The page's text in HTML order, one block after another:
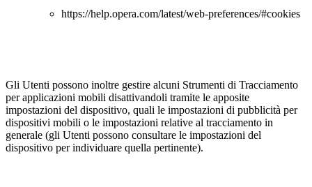
https://help.opera.com/latest/web-preferences/#cookies
Gli Utenti possono inoltre gestire alcuni Strumenti di Tracciamento
per applicazioni mobili disattivandoli tramite le apposite
impostazioni del dispositivo, quali le impostazioni di pubblicità per
dispositivi mobili o le impostazioni relative al tracciamento in
generale (gli Utenti possono consultare le impostazioni del
dispositivo per individuare quella pertinente).